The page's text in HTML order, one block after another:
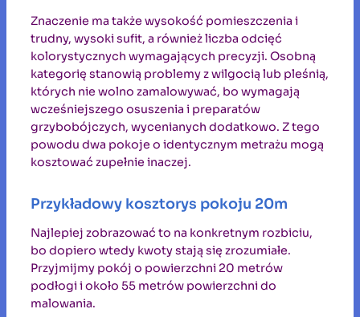
Znaczenie ma także wysokość pomieszczenia i
trudny, wysoki sufit, a również liczba odcięć
kolorystycznych wymagających precyzji. Osobną
kategorię stanowią problemy z wilgocią lub pleśnią,
których nie wolno zamalowywać, bo wymagają
wcześniejszego osuszenia i preparatów
grzybobójczych, wycenianych dodatkowo. Z tego
powodu dwa pokoje o identycznym metrażu mogą
kosztować zupełnie inaczej.
Przykładowy kosztorys pokoju 20m
Najlepiej zobrazować to na konkretnym rozbiciu,
bo dopiero wtedy kwoty stają się zrozumiałe.
Przyjmijmy pokój o powierzchni 20 metrów
podłogi i około 55 metrów powierzchni do
malowania.